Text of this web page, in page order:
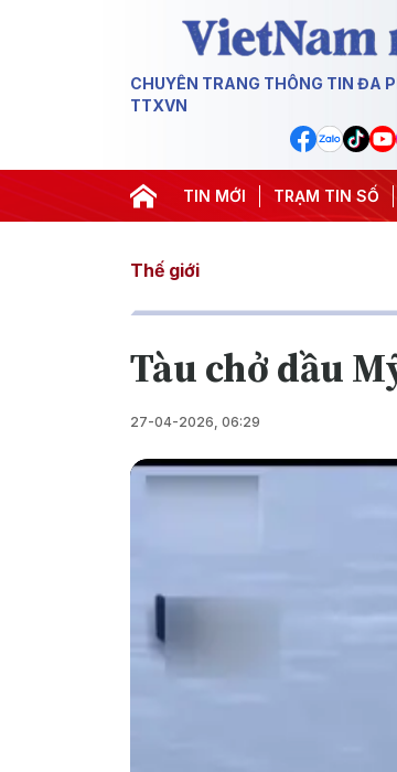
CHUYÊN TRANG THÔNG TIN ĐA
TTXVN
TIN MỚI TRẠM TIN SỐ
dịch 500 ngày đêm #Chống khai thác IUU
Thế giới
Tàu chở dầu
27-04-2026, 06:29